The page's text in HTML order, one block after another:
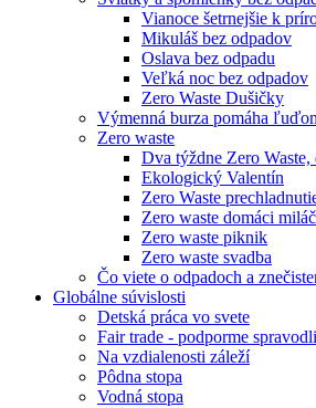
Vianoce šetrnejšie k
Mikuláš bez odpadov
Oslava bez odpadu
Veľká noc bez odpadov
Zero Waste Dušičky
Výmenná burza pomáha
Zero waste
Dva týždne Zero Waste,
Ekologický Valentín
Zero Waste
Zero waste domáci
Zero waste piknik
Zero waste svadba
Čo viete o odpadoch a
Globálne súvislosti
Detská práca vo svete
Fair trade - podporme
Na vzdialenosti záleží
Pôdna stopa
Vodná stopa